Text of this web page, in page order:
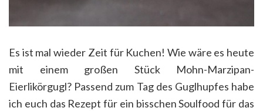
Es ist mal wieder Zeit für Kuchen! Wie wäre es heute
mit einem großen Stück Mohn-Marzipan-
Eierlikörgugl? Passend zum Tag des Guglhupfes habe
ich euch das Rezept für ein bisschen Soulfood für das